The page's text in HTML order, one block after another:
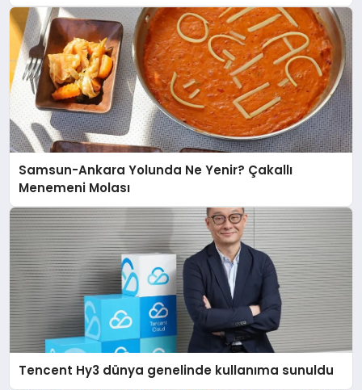
Samsun-Ankara Yolunda Ne Yenir? Çakallı
Menemeni Molası
Tencent Hy3 dünya genelinde kullanıma sunuldu